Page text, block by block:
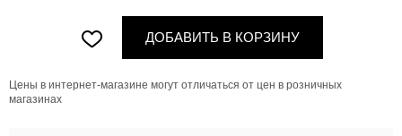
ДОБАВИТЬ В КОРЗИНУ
Цены в интернет-магазине могут отличаться от цен в розничных
магазинах